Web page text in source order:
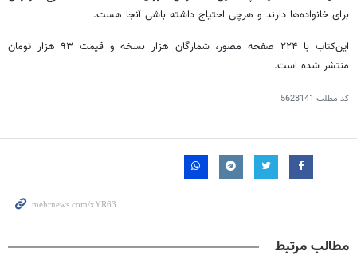
برای خانواده‌ها دارند و هرچی احتیاج داشته باشی آنجا هست.
این‌کتاب با ۲۲۴ صفحه مصور، شمارگان هزار نسخه و قیمت ۹۳ هزار تومان
منتشر شده است.
کد مطلب 5628141
مطالب مرتبط